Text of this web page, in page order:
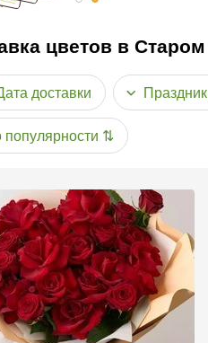
цветов в
доставки
⇅